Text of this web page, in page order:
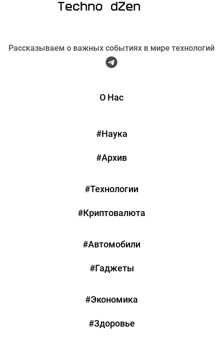
Рассказываем о важных событиях в мире технологий
О Нас
#Наука
#Архив
#Технологии
#Криптовалюта
#Автомобили
#Гаджеты
#Экономика
#Здоровье